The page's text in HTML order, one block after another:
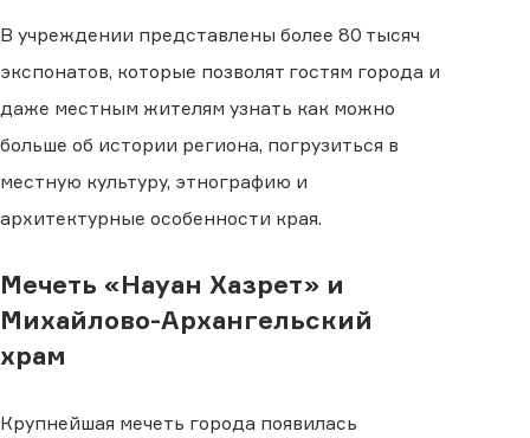
В учреждении представлены более 80 тысяч
экспонатов, которые позволят гостям города и
даже местным жителям узнать как можно
больше об истории региона, погрузиться в
местную культуру, этнографию и
архитектурные особенности края.
Мечеть «Науан Хазрет» и
Михайлово-Архангельский
храм
Крупнейшая мечеть города появилась